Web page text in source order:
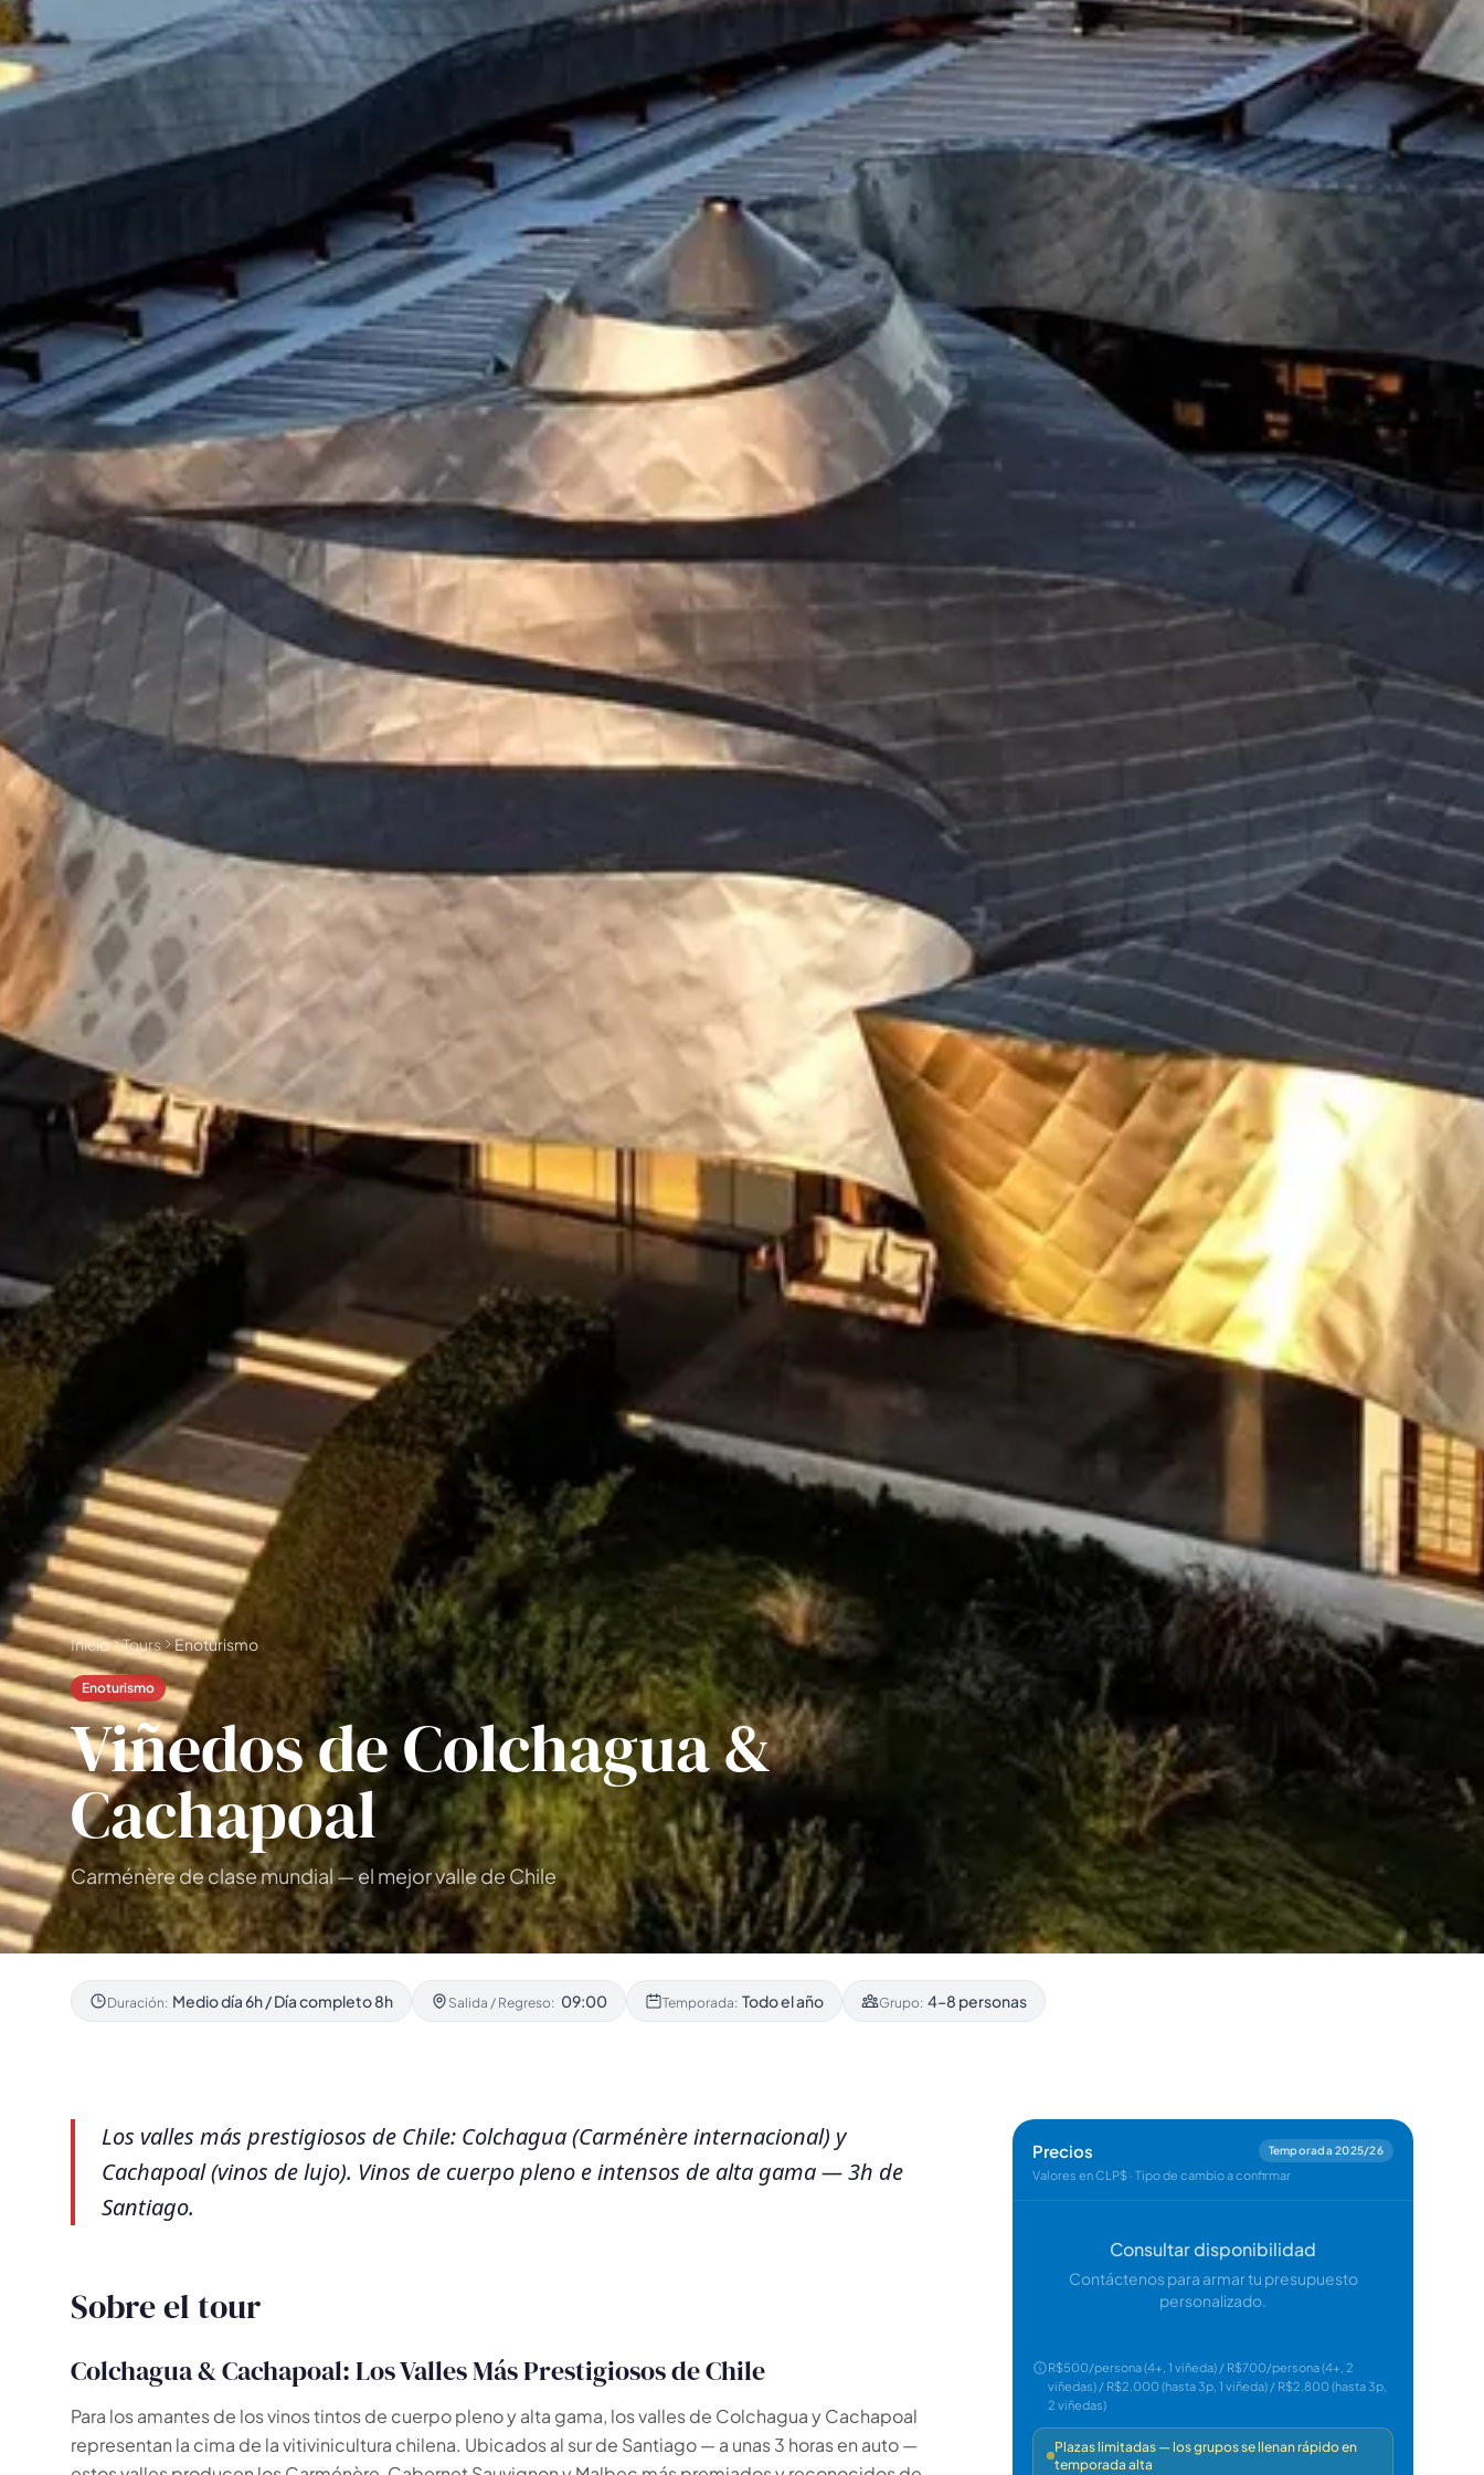
Inicio Tours Enoturismo
Enoturismo
Viñedos de Colchagua &
Cachapoal
Carménère de clase mundial — el mejor valle de Chile
Duración: Medio día 6h / Día completo 8h Salida / Regreso: 09:00 Temporada: Todo el año Grupo: 4–8 personas
Los valles más prestigiosos de Chile: Colchagua (Carménère internacional) y
Cachapoal (vinos de lujo). Vinos de cuerpo pleno e intensos de alta gama — 3h de
Santiago.
Sobre el tour
Colchagua & Cachapoal: Los Valles Más Prestigiosos de Chile
Para los amantes de los vinos tintos de cuerpo pleno y alta gama, los valles de Colchagua y Cachapoal
representan la cima de la vitivinicultura chilena. Ubicados al sur de Santiago — a unas 3 horas en auto —
Precios Temporada 2025/26
Valores en CLP$ · Tipo de cambio a confirmar
Consultar disponibilidad
Contáctenos para armar tu presupuesto
personalizado.
R$500/persona (4+, 1 viñeda) / R$700/persona (4+, 2
viñedas) / R$2.000 (hasta 3p, 1 viñeda) / R$2.800 (hasta 3p,
2 viñedas)
Plazas limitadas — los grupos se llenan rápido en
temporada alta
días tienes disponiblespara las
experiencias?
📅 2 a 3 días
📅 4 a 6 días 🤷 Aún no lo sé
Todas lasexperiencias resultados
🗓 Tours 1 día 37 📦 Paquetes varios días 17
🗺️